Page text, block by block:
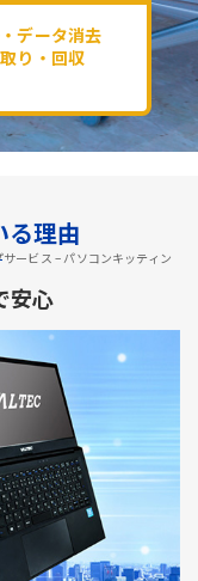
ービス – パソコンキッティン
データ消去
り・回収
る理由
安心